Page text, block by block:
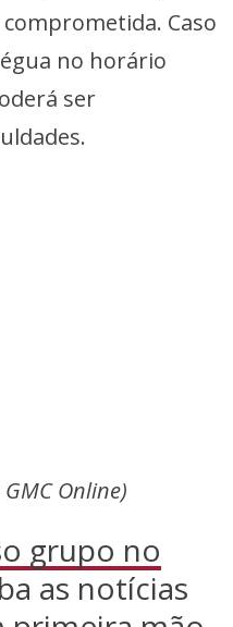
Caso
no horário
ser
Online)
grupo no
as notícias